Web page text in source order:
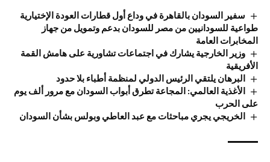
سفير السودان بالقاهرة في وداع أول قطارات العودة الإختيارية
طواعية للسودانيين من مصر للسودان بدعم وتمويل من جهاز
المخابرات العامة
وزير الخارجية يشارك في اجتماعات تشاورية على هامش القمة
الأفريقية
البرهان يلتقي الرئيس الدولي لمنظمة أطباء بلا حدود
الأغذية العالمي: المجاعة تطرق أبواب السودان مع مرور ألف يوم
على الحرب
الخريجي يجري مباحثات مع عبد العاطي وبولس بشأن السودان